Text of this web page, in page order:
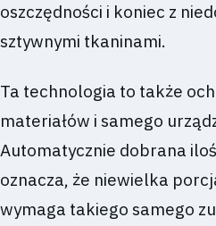
oszczędności i koniec z
sztywnymi tkaninami.
Ta technologia to także
materiałów i samego
Automatycznie dobrana
oznacza, że niewielka
wymaga takiego samego